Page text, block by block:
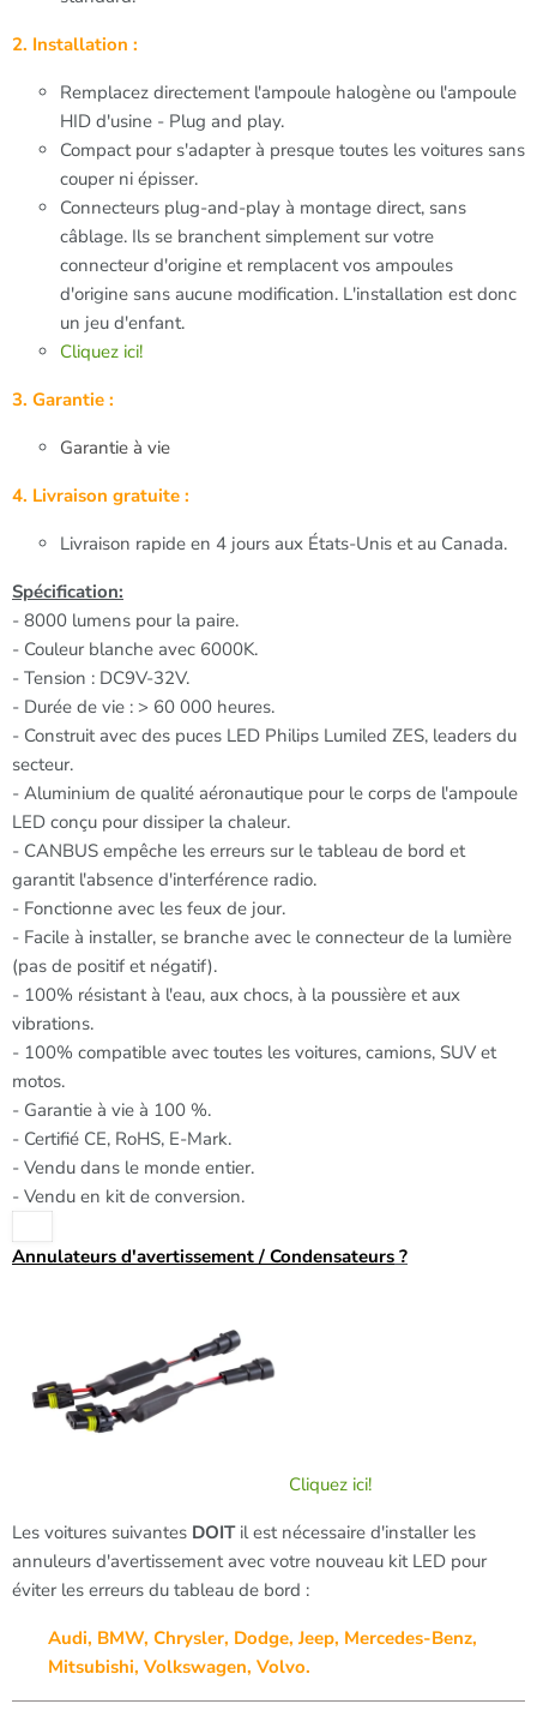
2. Installation :
Remplacez directement l'ampoule halogène ou l'ampoule
HID d'usine - Plug and play.
Compact pour s'adapter à presque toutes les voitures sans
couper ni épisser.
Connecteurs plug-and-play à montage direct, sans
câblage. Ils se branchent simplement sur votre
connecteur d'origine et remplacent vos ampoules
d'origine sans aucune modification. L'installation est donc
un jeu d'enfant.
Cliquez ici!
3. Garantie :
Garantie à vie
4. Livraison gratuite :
Livraison rapide en 4 jours aux États-Unis et au Canada.
Spécification:
- 8000 lumens pour la paire.
- Couleur blanche avec 6000K.
- Tension : DC9V-32V.
- Durée de vie : > 60 000 heures.
- Construit avec des puces LED Philips Lumiled ZES, leaders du
secteur.
- Aluminium de qualité aéronautique pour le corps de l'ampoule
LED conçu pour dissiper la chaleur.
- CANBUS empêche les erreurs sur le tableau de bord et
garantit l'absence d'interférence radio.
- Fonctionne avec les feux de jour.
- Facile à installer, se branche avec le connecteur de la lumière
(pas de positif et négatif).
- 100% résistant à l'eau, aux chocs, à la poussière et aux
vibrations.
- 100% compatible avec toutes les voitures, camions, SUV et
motos.
- Garantie à vie à 100 %.
- Certifié CE, RoHS, E-Mark.
- Vendu dans le monde entier.
- Vendu en kit de conversion.
Annulateurs d'avertissement / Condensateurs ?
Cliquez ici!
Les voitures suivantes DOIT il est nécessaire d'installer les
annuleurs d'avertissement avec votre nouveau kit LED pour
éviter les erreurs du tableau de bord :
Audi, BMW, Chrysler, Dodge, Jeep, Mercedes-Benz,
Mitsubishi, Volkswagen, Volvo.